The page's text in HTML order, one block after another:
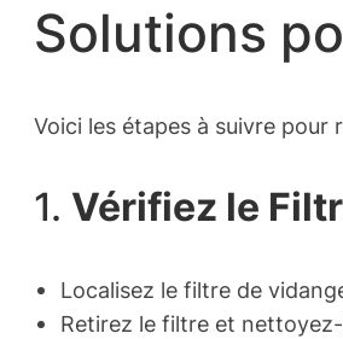
Solutions
Voici les étapes à suivre pour
1. Vérifiez le
Localisez le filtre de
Retirez le filtre et